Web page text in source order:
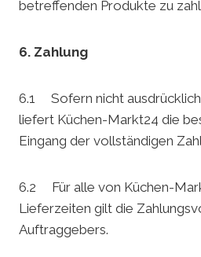
betreffenden Produkte zu
6. Zahlung
6.1 Sofern nicht
liefert Küchen-Markt24 die
Eingang der vollständigen
6.2 Für alle von Küchen-
Lieferzeiten gilt die
Auftraggebers.